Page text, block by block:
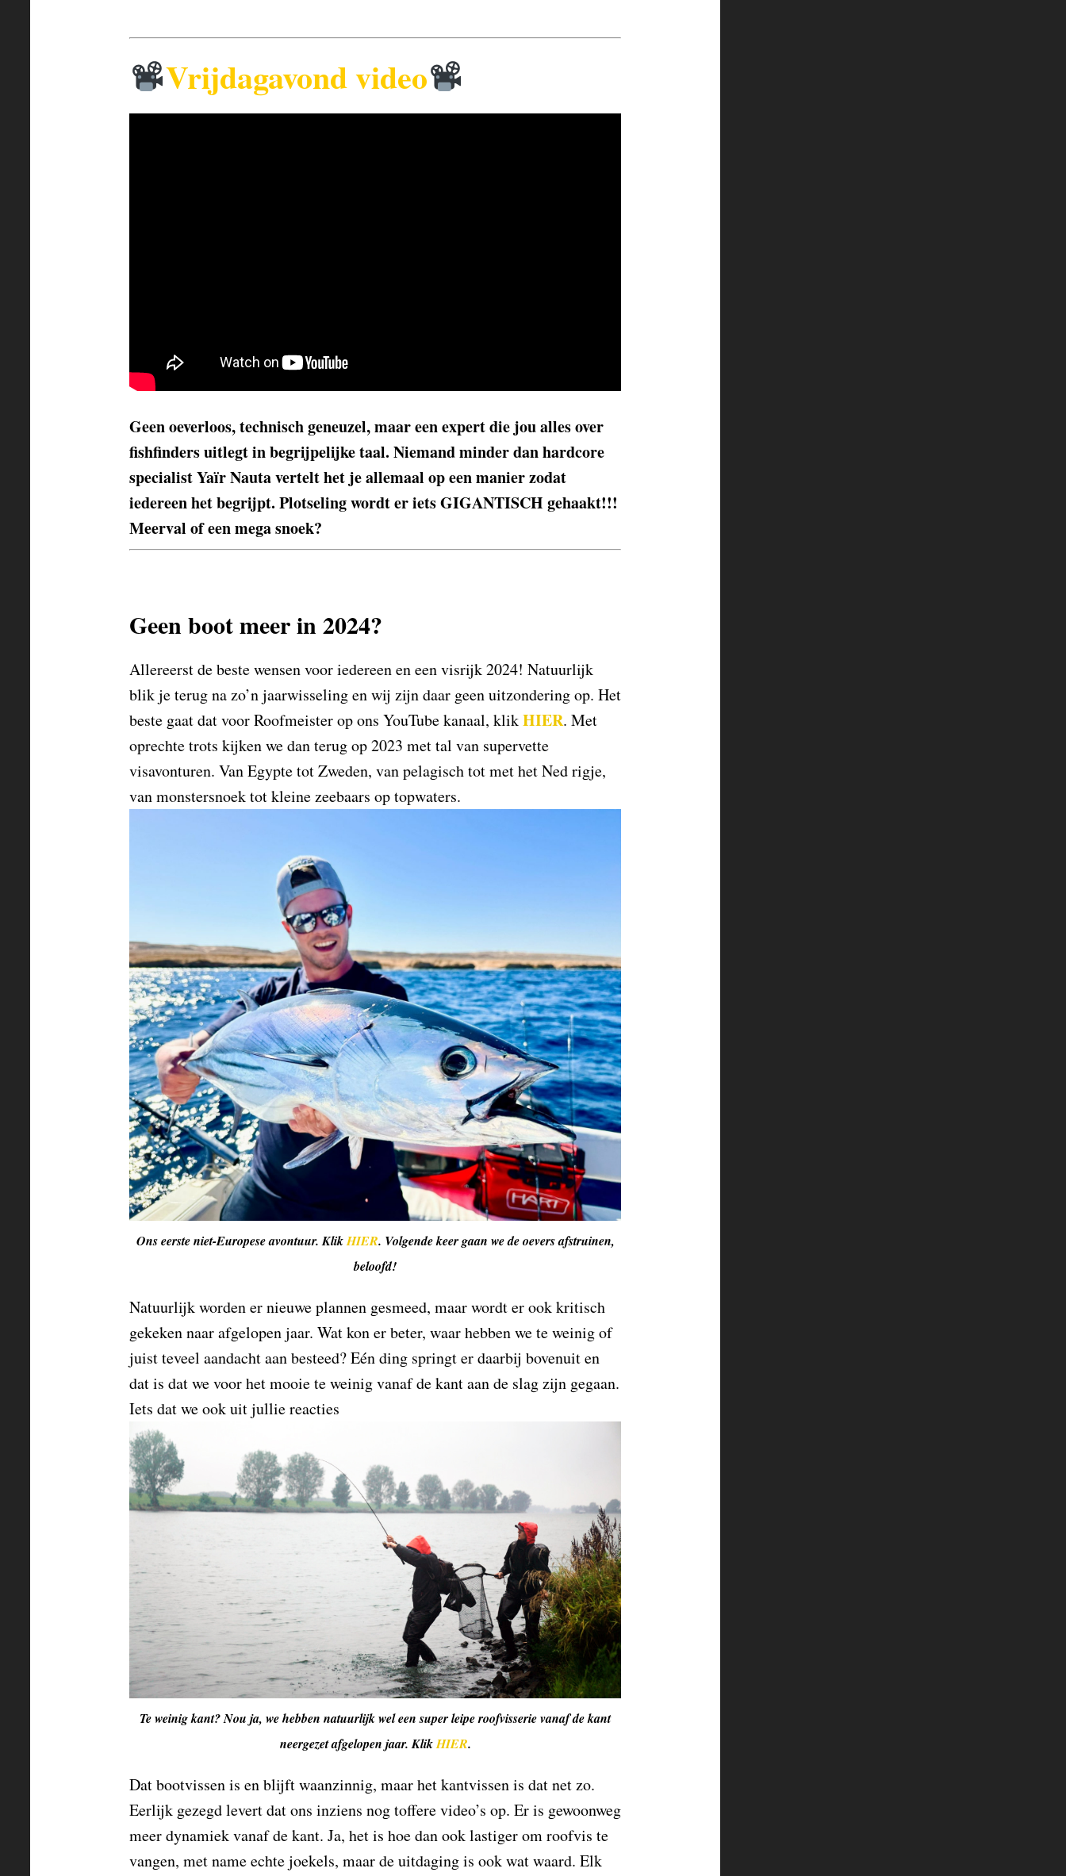
Vrijdagavond video
Geen oeverloos, technisch geneuzel, maar een expert die jou alles over
fishfinders uitlegt in begrijpelijke taal. Niemand minder dan hardcore
specialist Yaïr Nauta vertelt het je allemaal op een manier zodat
iedereen het begrijpt. Plotseling wordt er iets GIGANTISCH gehaakt!!!
Meerval of een mega snoek?
Geen boot meer in 2024?
Allereerst de beste wensen voor iedereen en een visrijk 2024! Natuurlijk
blik je terug na zo’n jaarwisseling en wij zijn daar geen uitzondering op. Het
beste gaat dat voor Roofmeister op ons YouTube kanaal, klikHIER. Met
oprechte trots kijken we dan terug op 2023 met tal van supervette
visavonturen. Van Egypte tot Zweden, van pelagisch tot met het Ned rigje,
van monstersnoek tot kleine zeebaars op topwaters.
Ons eerste niet-Europese avontuur. KlikHIER. Volgende keer gaan we de oevers afstruinen,
beloofd!
Natuurlijk worden er nieuwe plannen gesmeed, maar wordt er ook kritisch
gekeken naar afgelopen jaar. Wat kon er beter, waar hebben we te weinig of
juist teveel aandacht aan besteed? Eén ding springt er daarbij bovenuit en
dat is dat we voor het mooie te weinig vanaf de kant aan de slag zijn gegaan.
Iets dat we ook uit jullie reacties
Te weinig kant? Nou ja, we hebben natuurlijk wel een super leipe roofvisserie vanaf de kant
neergezet afgelopen jaar. KlikHIER.
Dat bootvissen is en blijft waanzinnig, maar het kantvissen is dat net zo.
Eerlijk gezegd levert dat ons inziens nog toffere video’s op. Er is gewoonweg
meer dynamiek vanaf de kant. Ja, het is hoe dan ook lastiger om roofvis te
vangen, met name echte joekels, maar de uitdaging is ook wat waard. Elk